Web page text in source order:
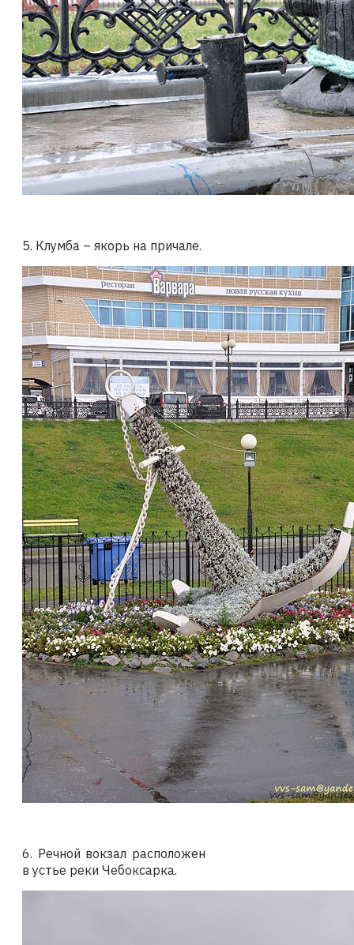
5. Клумба – якорь на причале.
6. Речной вокзал расположен
в устье реки Чебоксарка.